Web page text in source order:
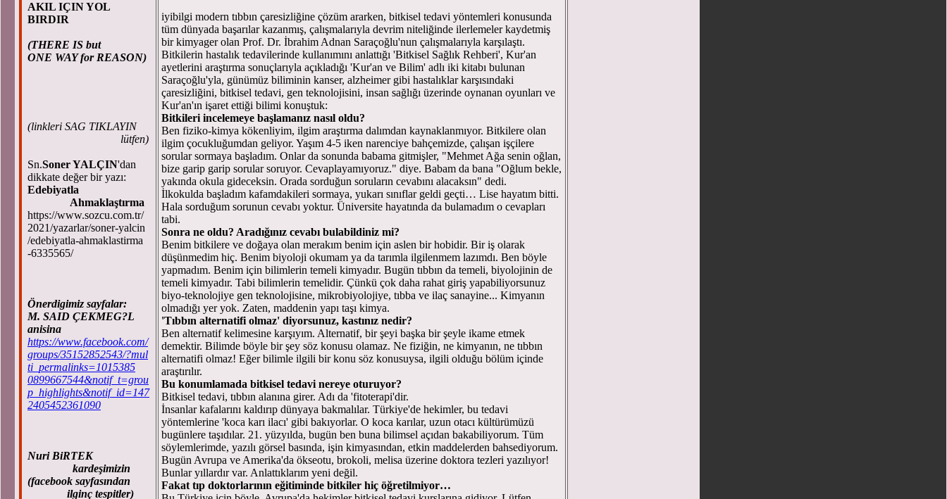
AKIL IÇIN YOL
BIRDIR
(THERE IS but
ONE WAY for REASON)
(linkleri SAG TIKLAYIN
lütfen)
Sn.Soner YALÇIN'dan
dikkate değer bir yazı:
Edebiyatla
Ahmaklaştırma
https://www.sozcu.com.tr/
2021/yazarlar/soner-yalcin
/edebiyatla-ahmaklastirma
-6335565/
Önerdigimiz sayfalar:
M. SAID ÇEKMEG?L
anisina
https://www.facebook.com/
groups/35152852543/?mul
ti_permalinks=1015385
0899667544&notif_t=grou
p_highlights&notif_id=147
2405452361090
Nuri BiRTEK
kardeşimizin
(facebook sayfasından
ilginç tespitler)
iyibilgi modern tıbbın çaresizliğine çözüm ararken, bitkisel tedavi yöntemleri konusunda
tüm dünyada başarılar kazanmış, çalışmalarıyla devrim niteliğinde ilerlemeler kaydetmiş
bir kimyager olan Prof. Dr. İbrahim Adnan Saraçoğlu'nun çalışmalarıyla karşılaştı.
Bitkilerin hastalık tedavilerinde kullanımını anlattığı 'Bitkisel Sağlık Rehberi', Kur'an
ayetlerini araştırma sonuçlarıyla açıkladığı 'Kur'an ve Bilim' adlı iki kitabı bulunan
Saraçoğlu'yla, günümüz biliminin kanser, alzheimer gibi hastalıklar karşısındaki
çaresizliğini, bitkisel tedavi, gen teknolojisini, insan sağlığı üzerinde oynanan oyunları ve
Kur'an'ın işaret ettiği bilimi konuştuk:
Bitkileri incelemeye başlamanız nasıl oldu?
Ben fiziko-kimya kökenliyim, ilgim araştırma dalımdan kaynaklanmıyor. Bitkilere olan
ilgim çocukluğumdan geliyor. Yaşım 4-5 iken narenciye bahçemizde, çalışan işçilere
sorular sormaya başladım. Onlar da sonunda babama gitmişler, "Mehmet Ağa senin oğlan,
bize garip garip sorular soruyor. Cevaplayamıyoruz." diye. Babam da bana "Oğlum bekle,
yakında okula gideceksin. Orada sorduğun soruların cevabını alacaksın" dedi.
İlkokulda başladım kafamdakileri sormaya, yukarı sınıflar geldi geçti… Lise hayatım bitti.
Hala sorduğum sorunun cevabı yoktur. Üniversite hayatında da bulamadım o cevapları
tabi.
Sonra ne oldu? Aradığınız cevabı bulabildiniz mi?
Benim bitkilere ve doğaya olan merakım benim için aslen bir hobidir. Bir iş olarak
düşünmedim hiç. Benim biyoloji okumam ya da tarımla ilgilenmem lazımdı. Ben böyle
yapmadım. Benim için bilimlerin temeli kimyadır. Bugün tıbbın da temeli, biyolojinin de
temeli kimyadır. Tabi bilimlerin temelidir. Çünkü çok daha rahat giriş yapabiliyorsunuz
biyo-teknolojiye gen teknolojisine, mikrobiyolojiye, tıbba ve ilaç sanayine... Kimyanın
olmadığı yer yok. Zaten, maddenin yapı taşı kimya.
'Tıbbın alternatifi olmaz' diyorsunuz, kastınız nedir?
Ben alternatif kelimesine karşıyım. Alternatif, bir şeyi başka bir şeyle ikame etmek
demektir. Bilimde böyle bir şey söz konusu olamaz. Ne fiziğin, ne kimyanın, ne tıbbın
alternatifi olmaz! Eğer bilimle ilgili bir konu söz konusuysa, ilgili olduğu bölüm içinde
araştırılır.
Bu konumlamada bitkisel tedavi nereye oturuyor?
Bitkisel tedavi, tıbbın alanına girer. Adı da 'fitoterapi'dir.
İnsanlar kafalarını kaldırıp dünyaya bakmalılar. Türkiye'de hekimler, bu tedavi
yöntemlerine 'koca karı ilacı' gibi bakıyorlar. O koca karılar, uzun otacı kültürümüzü
bugünlere taşıdılar. 21. yüzyılda, bugün ben buna bilimsel açıdan bakabiliyorum. Tüm
söylemlerimde, yazılı görsel basında, işin kimyasından, etkin maddelerden bahsediyorum.
Bugün Avrupa ve Amerika'da ökseotu, brokoli, melisa üzerine doktora tezleri yazılıyor!
Bunlar yıllardır var. Anlattıklarım yeni değil.
Fakat tıp doktorlarının eğitiminde bitkiler hiç öğretilmiyor…